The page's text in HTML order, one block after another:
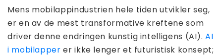
Mens mobilappindustrien hele tiden utvikler seg,
er en av de mest transformative kreftene som
driver denne endringen kunstig intelligens (AI).AI
i mobilapper er ikke lenger et futuristisk konsept;